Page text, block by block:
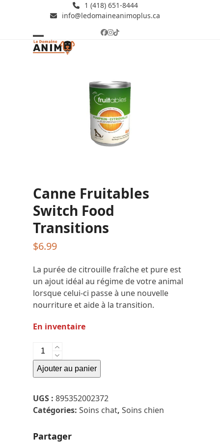
1 (418) 651-8444
info@ledomaineanimoplus.ca
Facebook
Instagram
Tiktok
Open
Close
Canne Fruitables
Switch Food
Transitions
$6.99
La purée de citrouille fraîche et pure est
un ajout idéal au régime de votre animal
lorsque celui-ci passe à une nouvelle
nourriture et aide à la transition.
En inventaire
quantité
de
Canne
Switch
Food
Transitions
Ajouter au panier
UGS :895352002372
Catégories:Soins chat,Soins chien
Partager